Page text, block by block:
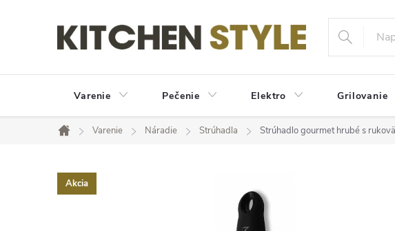
Varenie Pečenie Elektro Grilovanie
Domov
Varenie Náradie Strúhadla Strúhadlo gourmet hrubé s
Akcia